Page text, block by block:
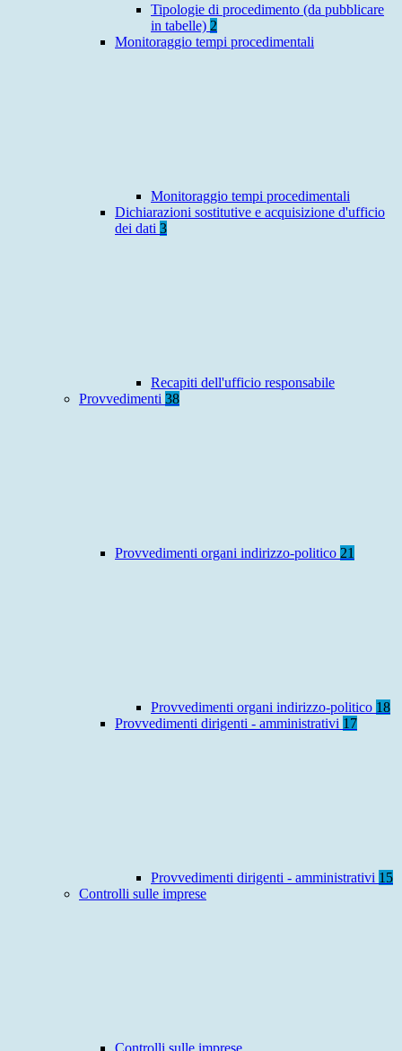
Tipologie di procedimento (da pubblicare
in tabelle) 2
Monitoraggio tempi procedimentali
Monitoraggio tempi procedimentali
Dichiarazioni sostitutive e acquisizione d'ufficio
dei dati 3
Recapiti dell'ufficio responsabile
Provvedimenti 38
Provvedimenti organi indirizzo-politico 21
Provvedimenti organi indirizzo-politico 18
Provvedimenti dirigenti - amministrativi 17
Provvedimenti dirigenti - amministrativi 15
Controlli sulle imprese